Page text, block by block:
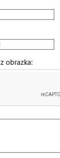
obrazka: